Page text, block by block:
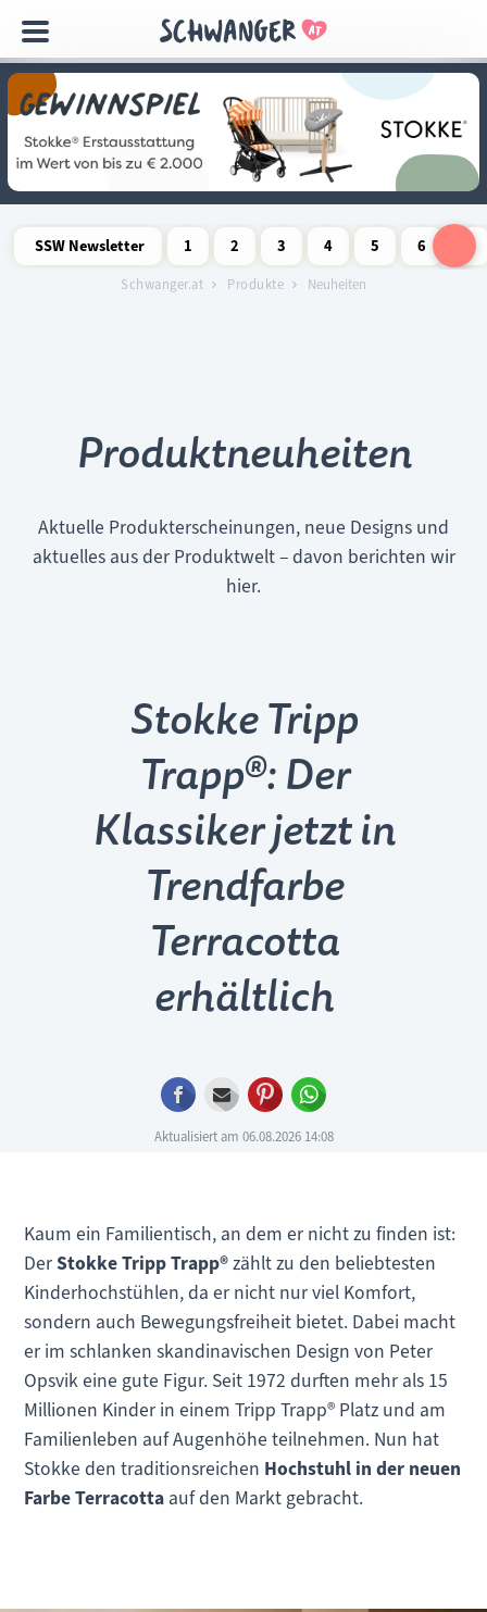
überspringen
SSW Newsletter
1
Schwangerschaftswoche
2
Schwangerschaftswoche
3
Schwangerschaftswoche
4
Schwangerschaftswoche
5
Schwangerschaftswoche
6
Schwanger.at Produkte Neuheiten
Produktneuheiten
Aktuelle Produkterscheinungen, neue Designs und
aktuelles aus der Produktwelt – davon berichten wir
hier.
Stokke Tripp
Trapp®: Der
Klassiker jetzt in
Trendfarbe
Terracotta
erhältlich
Facebook
E-mail Pinterest
Aktualisiert am 06.08.2026 14:08
Kaum ein Familientisch, an dem er nicht zu finden ist:
DerStokke Tripp Trapp®zählt zu den beliebtesten
Kinderhochstühlen, da er nicht nur viel Komfort,
sondern auch Bewegungsfreiheit bietet. Dabei macht
er im schlanken skandinavischen Design von Peter
Opsvik eine gute Figur. Seit 1972 durften mehr als 15
Millionen Kinder in einem Tripp Trapp® Platz und am
Familienleben auf Augenhöhe teilnehmen. Nun hat
Stokke den traditionsreichen Hochstuhl in der neuen
Farbe Terracotta auf den Markt gebracht.